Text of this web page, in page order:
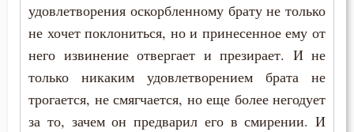
Феофил Антиохийский
Феофилакт Болгарский
Филарет Московский (Дроздов)
удовлетворения оскорбленному брату не только
не хочет поклониться, но и принесенное ему от
него извинение отвергает и презирает. И не
только никаким удовлетворением брата не
трогается, не смягчается, но еще более негодует
за то, зачем он предварил его в смирении. И